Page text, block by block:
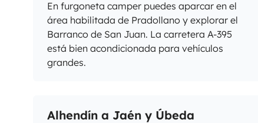
En furgoneta camper puedes aparcar en el
área habilitada de Pradollano y explorar el
Barranco de San Juan. La carretera A-395
está bien acondicionada para vehículos
grandes.
Alhendín a Jaén y Úbeda